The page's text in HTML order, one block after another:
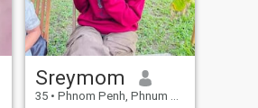
Sreymom
35 • Phnom Penh, Phnum Pénh, Cambodge